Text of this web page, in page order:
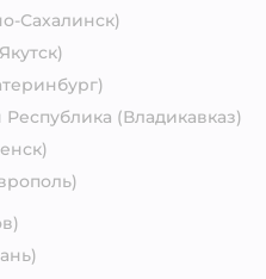
Сахалинск)
(Владикавказ)